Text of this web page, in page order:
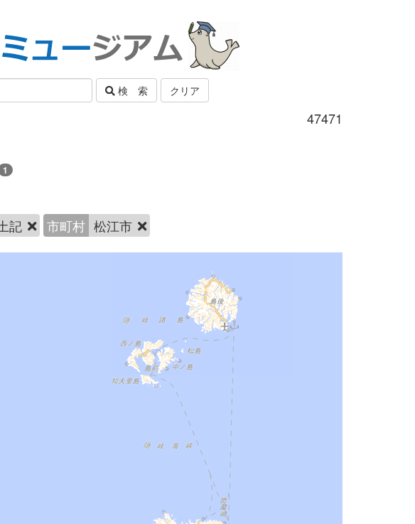
検 索 クリア
47471
1
記 市町村 松江市